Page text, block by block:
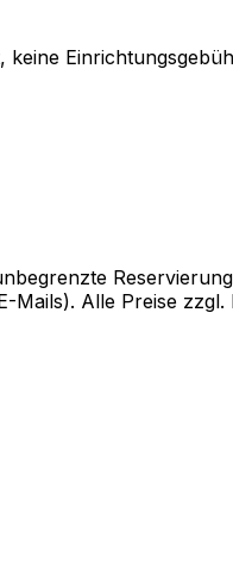
Alle Preise